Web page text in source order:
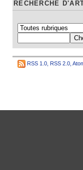
RECHERCHE
RSS 1.0 RSS 2.0